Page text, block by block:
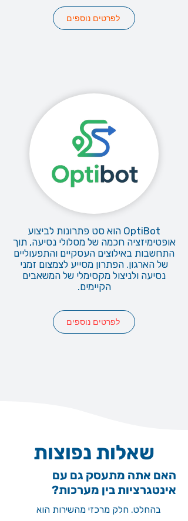
לפרטים נוספים
OptiBot הוא סט פתרונות לביצוע
אופטימיזציה חכמה של מסלולי נסיעה, תוך
התחשבות באילוצים העסקיים והתפעוליים
של הארגון. הפתרון מסייע לצמצום זמני
נסיעה ולניצול מקסימלי של המשאבים
הקיימים.
לפרטים נוספים
שאלות נפוצות
האם אתה מתעסק גם עם
אינטגרציות בין מערכות?
בהחלט. חלק מרכזי מהשירות הוא